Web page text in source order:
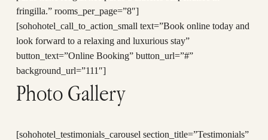
fringilla.” rooms_per_page=”8″]
[sohohotel_call_to_action_small text=”Book online today and
look forward to a relaxing and luxurious stay”
button_text=”Online Booking” button_url=”#”
background_url=”111″]
Photo Gallery
[sohohotel_testimonials_carousel section_title=”Testimonials”